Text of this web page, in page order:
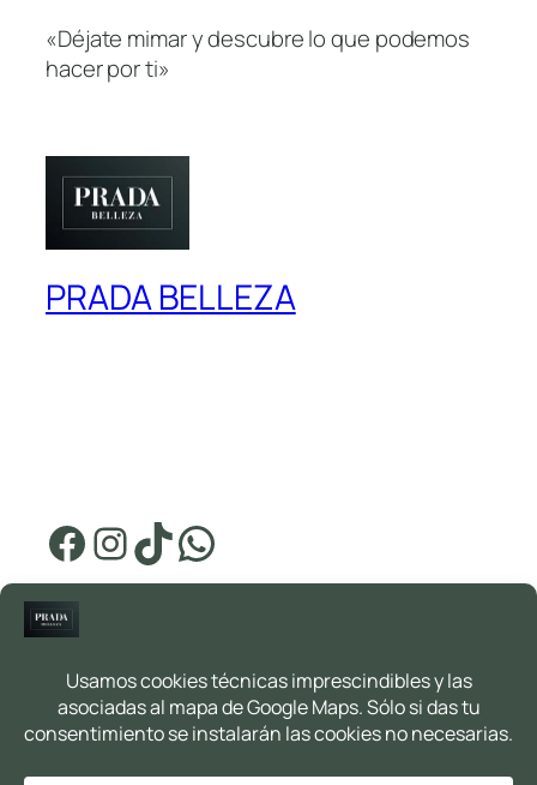
«Déjate mimar y descubre lo que podemos
hacer por ti»
PRADA BELLEZA
Facebook InstagramTikTok WhatsApp
Tienda
Cita online
Contacto
Política de privacidad
Política de cookies